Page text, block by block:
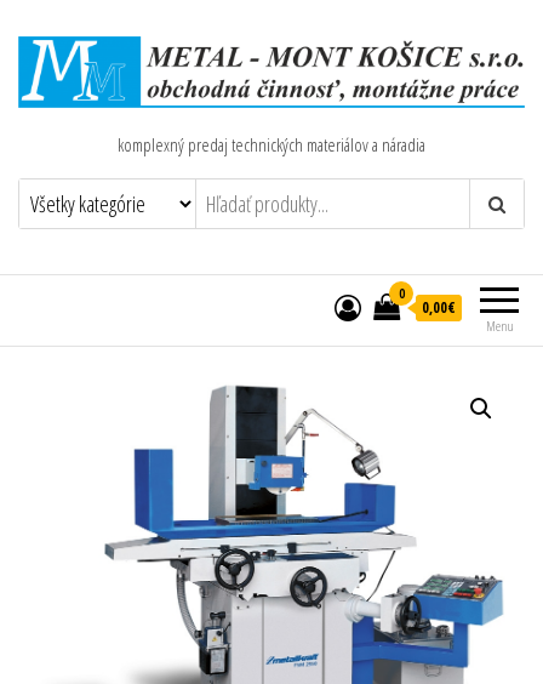
komplexný predaj technických materiálov a náradia
Menu
0
0,00€